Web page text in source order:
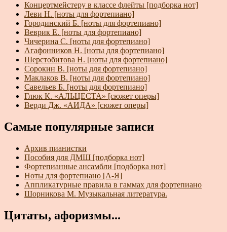
Концертмейстеру в классе флейты [подборка нот]
Леви Н. [ноты для фортепиано]
Городинский Б. [ноты для фортепиано]
Веврик Е. [ноты для фортепиано]
Чичерина С. [ноты для фортепиано]
Агафонников Н. [ноты для фортепиано]
Шерстобитова Н. [ноты для фортепиано]
Сорокин В. [ноты для фортепиано]
Маклаков В. [ноты для фортепиано]
Савельев Б. [ноты для фортепиано]
Глюк К. «АЛЬЦЕСТА» [сюжет оперы]
Верди Дж. «АИДА» [сюжет оперы]
Самые популярные записи
Архив пианистки
Пособия для ДМШ [подборка нот]
Фортепианные ансамбли [подборка нот]
Ноты для фортепиано [А-Я]
Аппликатурные правила в гаммах для фортепиано
Шорникова М. Музыкальная литература.
Цитаты, афоризмы...